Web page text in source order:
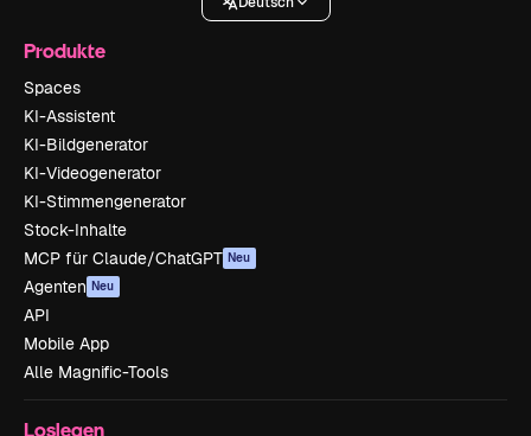
Produkte
Spaces
KI-Assistent
KI-Bildgenerator
KI-Videogenerator
KI-Stimmengenerator
Stock-Inhalte
MCP für Claude/ChatGPT Neu
Agenten Neu
API
Mobile App
Alle Magnific-Tools
Loslegen